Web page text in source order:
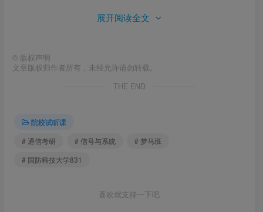
7、6本重点课后习题刷题本+讲解（电子版)
重点服务 >>
3、月考测试&综合模考
展开阅读全文
© 版权声明
文章版权归作者所有，未经允许请勿转载。
THE END
院校试听课
# 通信考研
# 信号与系统
# 梦马班
# 国防科技大学831
喜欢就支持一下吧